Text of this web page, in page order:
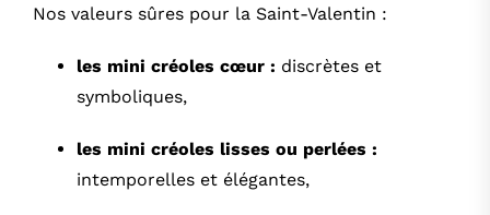
Nos valeurs sûres pour la Saint-Valentin :
les mini créoles cœur: discrètes et
symboliques,
les mini créoles lisses ou perlées :
intemporelles et élégantes,